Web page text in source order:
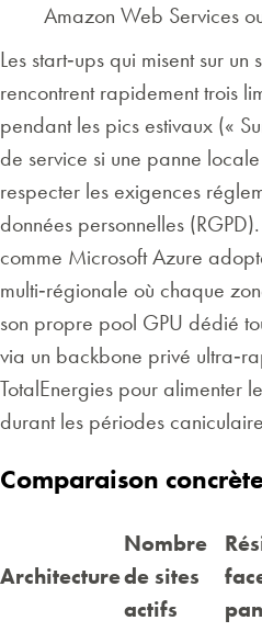
Amazon Web Services
Les start‑ups qui misent sur
rencontrent rapidement trois
pendant les pics estivaux («
de service si une panne
respecter les exigences
données personnelles
comme Microsoft Azure
multi‑régionale où chaque
son propre pool GPU dédié
via un backbone privé
TotalEnergies pour alimenter
durant les périodes
Comparaison
Architecture
Nombre
de sites
actifs